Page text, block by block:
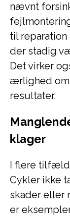
nævnt
til
der stadig
Det virker
ærlighed
resultater.
klager
I flere
Cykler ikke
skader eller
er